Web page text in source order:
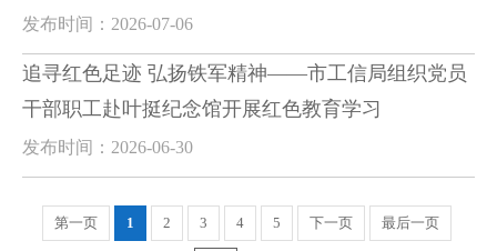
发布时间：2026-07-06
追寻红色足迹 弘扬铁军精神——市工信局组织党员
干部职工赴叶挺纪念馆开展红色教育学习
发布时间：2026-06-30
第一页 1 2 3 4 5 下一页 最后一页